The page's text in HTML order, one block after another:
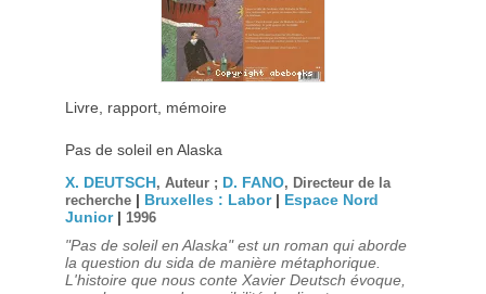
Livre, rapport, mémoire
Pas de soleil en Alaska
X. DEUTSCH, Auteur ; D. FANO, Directeur de la
recherche | Bruxelles : Labor| Espace Nord
Junior| 1996
"Pas de soleil en Alaska" est un roman qui aborde
la question du sida de manière métaphorique.
L'histoire que nous conte Xavier Deutsch évoque,